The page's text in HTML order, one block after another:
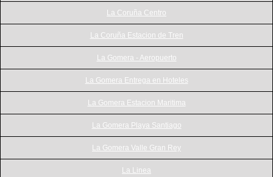
La Coruña Centro
La Coruña Estacion de Tren
La Gomera - Aeropuerto
La Gomera Entrega en Hoteles
La Gomera Estacion Maritima
La Gomera Playa Santiago
La Gomera Valle Gran Rey
La Linea